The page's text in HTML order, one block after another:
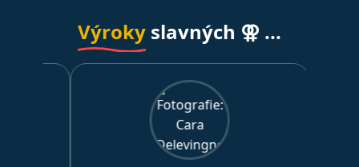
Výroky slavných ⚢ ...